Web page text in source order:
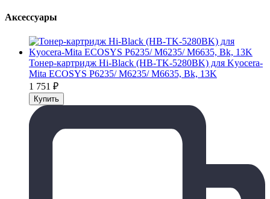
Аксессуары
Тонер-картридж Hi-Black (HB-TK-5280BK) для Kyocera-
Mita ECOSYS P6235/ M6235/ M6635, Bk, 13K
1 751 ₽